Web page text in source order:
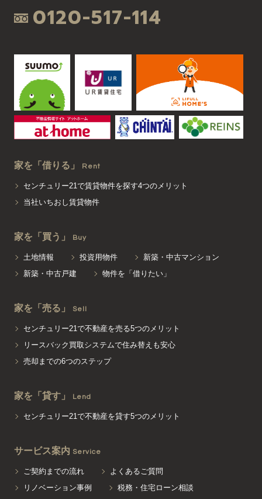
0120-517-114
家を「借りる」 Rent
センチュリー21で賃貸物件を探す4つのメリット
当社いちおし賃貸物件
家を「買う」 Buy
土地情報 投資用物件
新築・中古マンション
新築・中古戸建
物件を「借りたい」
家を「売る」 Sell
センチュリー21で不動産を売る5つのメリット
リースバック買取システムで住み替えも安心
売却までの6つのステップ
家を「貸す」 Lend
センチュリー21で不動産を貸す5つのメリット
サービス案内 Service
ご契約までの流れ
よくあるご質問
リノベーション事例
税務・住宅ローン相談